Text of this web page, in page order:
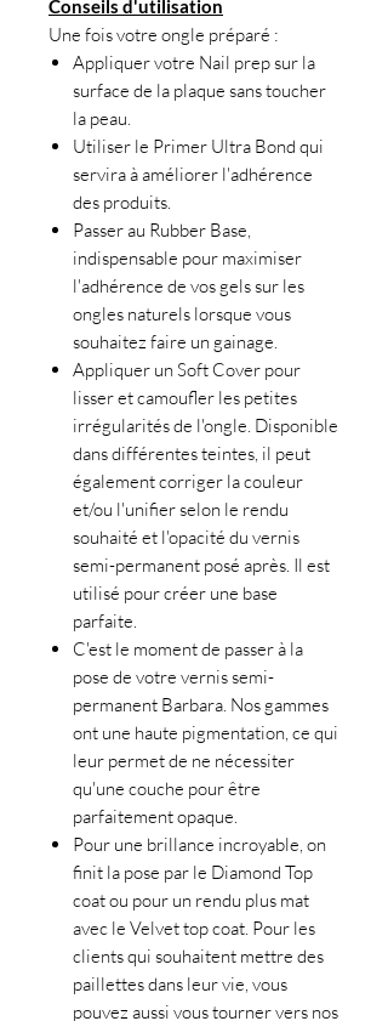
Conseils d'utilisation
Une fois votre ongle préparé :
Appliquer votre Nail prep sur la
surface de la plaque sans toucher
la peau.
Utiliser le Primer Ultra Bond qui
servira à améliorer l'adhérence
des produits.
Passer au Rubber Base,
indispensable pour maximiser
l'adhérence de vos gels sur les
ongles naturels lorsque vous
souhaitez faire un gainage.
Appliquer un Soft Cover pour
lisser et camoufler les petites
irrégularités de l'ongle. Disponible
dans différentes teintes, il peut
également corriger la couleur
et/ou l'unifier selon le rendu
souhaité et l'opacité du vernis
semi-permanent posé après. Il est
utilisé pour créer une base
parfaite.
C'est le moment de passer à la
pose de votre vernis semi-
permanent Barbara. Nos gammes
ont une haute pigmentation, ce qui
leur permet de ne nécessiter
qu'une couche pour être
parfaitement opaque.
Pour une brillance incroyable, on
finit la pose par le Diamond Top
coat ou pour un rendu plus mat
avec le Velvet top coat. Pour les
clients qui souhaitent mettre des
paillettes dans leur vie, vous
pouvez aussi vous tourner vers nos